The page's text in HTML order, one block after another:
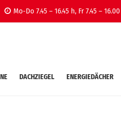
Mo-Do 7.45 – 16.45 h, Fr 7.45 –
DACHZIEGEL ENERGIEDÄCHER